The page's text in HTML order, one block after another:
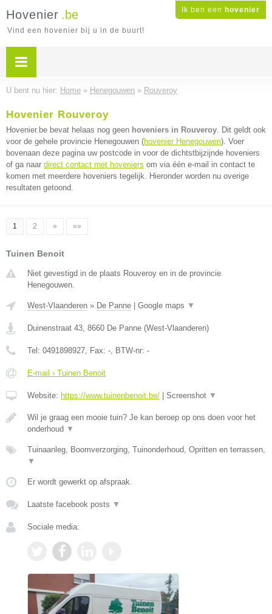
Ik ben een hovenier
Hovenier .be
Vind een hovenier bij u in de buurt!
U bent nu hier: Home » Henegouwen » Rouveroy
Hovenier Rouveroy
Hovenier.be bevat helaas nog geen hoveniers in Rouveroy. Dit geldt ook
voor de gehele provincie Henegouwen (hovenier Henegouwen). Voer
bovenaan deze pagina uw postcode in voor de dichtstbijzijnde hoveniers
of ga naar direct contact met hoveniers om via één e-mail in contact te
komen met meerdere hoveniers tegelijk. Hieronder worden nu overige
resultaten getoond.
1 2 » »»
Tuinen Benoit
Niet gevestigd in de plaats Rouveroy en in de provincie
Henegouwen.
West-Vlaanderen » De Panne Google maps ▼
Duinenstraat 43, 8660 De Panne (West-Vlaanderen)
Tel: 0491898927, Fax: -, BTW-nr: -
E-mail › Tuinen Benoit
Website: https://www.tuinenbenoit.be/ Screenshot ▼
Wil je graag een mooie tuin? Je kan beroep op ons doen voor het
onderhoud ▼
Tuinaanleg, Boomverzorging, Tuinonderhoud, Opritten en terrassen,
▼
Er wordt gewerkt op afspraak.
Laatste facebook posts ▼
Sociale media: